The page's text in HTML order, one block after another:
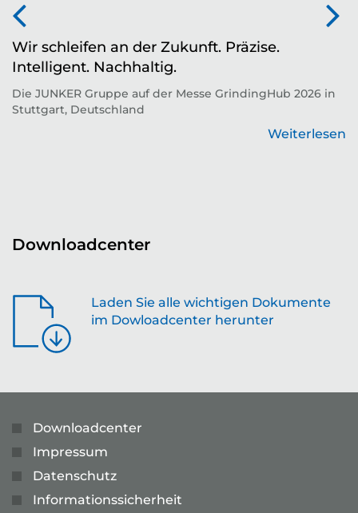
Wir schleifen an der Zukunft. Präzise.
Intelligent. Nachhaltig.
Die JUNKER Gruppe auf der Messe GrindingHub 2026 in
Stuttgart, Deutschland
Weiterlesen
Downloadcenter
Laden Sie alle wichtigen Dokumente
im Dowloadcenter herunter
Downloadcenter
Impressum
Datenschutz
Informationssicherheit